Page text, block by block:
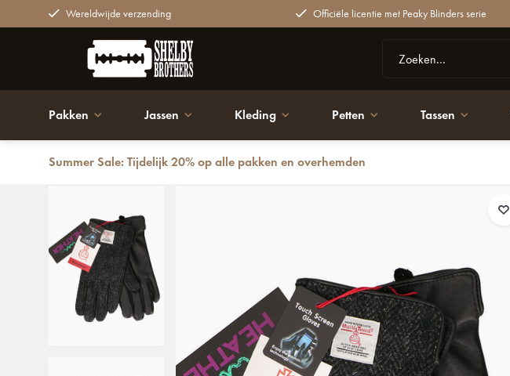
Wereldwijde verzending Officiële licentie met Peaky Blinders serie
Pakken Jassen Kleding Petten Tassen
Summer Sale: Tijdelijk 20% op alle pakken en overhemden
Terug Handschoenen | Harris Tweed | Zwart | voor Mannen